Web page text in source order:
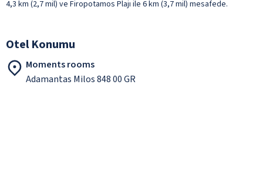
4,3 km (2,7 mil) ve Firopotamos Plajı ile 6 km (3,7 mil) mesafede.
Otel Konumu
Moments rooms
Adamantas Milos 848 00 GR